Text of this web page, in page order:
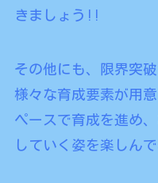
きましょう!!
その他にも、限界突
様々な育成要素が用
ペースで育成を進め
していく姿を楽しん